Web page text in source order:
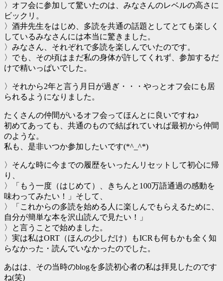
〉オフ会に参加して驚いたのは、みなさんのレベルの高さに
ビックリ。
〉酒井先生をはじめ、多読を共通の話題としてとても楽しく
しているみなさんには本当に驚きました。
〉みなさん、それぞれで多読を楽しんでいたのです。
〉でも、その頃はまだ私の身体が許してくれず、参加するだ
けで精いっぱいでした。
〉それから2年と言う月日が過ぎ・・・やっとオフ会にも居
られるようになりました。
たくさんの仲間がいるオフ会ってほんとに良いですね♪
初めてあっても、共通のもので結ばれていれば最初から仲間
のような。
私も、是非いつか参加したいです(*^_^*)
〉そんな時に今までの履歴をいったんリセットして初心に帰
り、
〉「もう一度（はじめて）、きちんと100万語通過の感動を
味わってみたい！」そして、
〉「これからの多読を始める人に楽しんでもらえるために、
自分が簡単な本を沢山読んで見たい！」
〉と言うことで始めました。
〉実は私はORT（ほんの少しだけ）もICRも何もかも全く知
らなかった・読んでいなかったのでした。
あはは、その当時のblogを多読初心者の私は拝見したのです
ね(笑)